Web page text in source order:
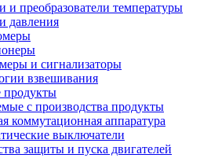
и преобразователи температуры
давления
и сигнализаторы
взвешивания
продукты
с производства продукты
коммутационная аппаратура
выключатели
защиты и пуска двигателей